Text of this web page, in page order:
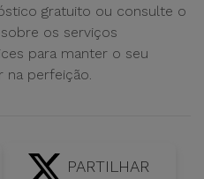
gratuito ou consulte o
os serviços
para manter o seu
na perfeição.
PARTILHAR